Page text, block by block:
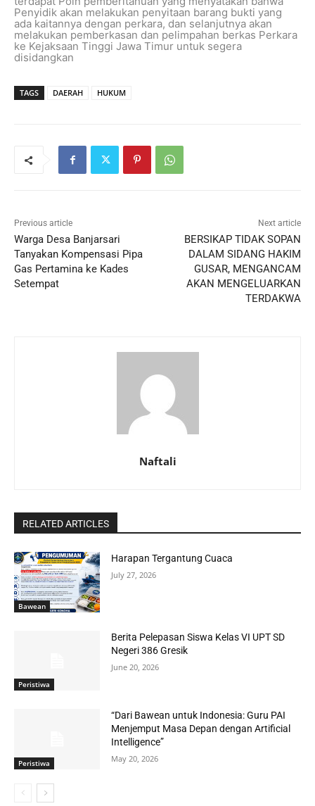
Penyidik akan melakukan penyitaan barang bukti yang
ada kaitannya dengan perkara, dan selanjutnya akan
melakukan pemberkasan dan pelimpahan berkas Perkara
ke Kejaksaan Tinggi Jawa Timur untuk segera
disidangkan
TAGS DAERAH HUKUM
Previous article
Warga Desa Banjarsari
Tanyakan Kompensasi Pipa
Gas Pertamina ke Kades
Setempat
Next article
BERSIKAP TIDAK SOPAN
DALAM SIDANG HAKIM
GUSAR, MENGANCAM
AKAN MENGELUARKAN
TERDAKWA
Naftali
RELATED ARTICLES
Bawean
Harapan Tergantung Cuaca
July 27, 2026
Peristiwa
Berita Pelepasan Siswa Kelas VI UPT SD
Negeri 386 Gresik
June 20, 2026
Peristiwa
“Dari Bawean untuk Indonesia: Guru PAI
Menjemput Masa Depan dengan Artificial
Intelligence”
May 20, 2026